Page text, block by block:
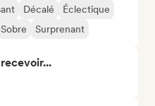
Décalé
Éclectique
Sobre Surprenant